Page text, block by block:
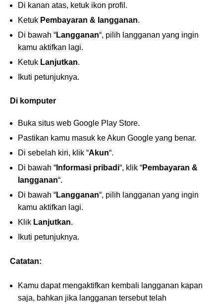
Di kanan atas, ketuk ikon profil.
Ketuk Pembayaran & langganan.
Di bawah “Langganan“, pilih langganan yang ingin
kamu aktifkan lagi.
Ketuk Lanjutkan.
Ikuti petunjuknya.
Di komputer
Buka situs web Google Play Store.
Pastikan kamu masuk ke Akun Google yang benar.
Di sebelah kiri, klik “Akun“.
Di bawah “ Informasi pribadi“, klik “Pembayaran &
langganan“.
Di bawah “Langganan“, pilih langganan yang ingin
kamu aktifkan lagi.
Klik Lanjutkan.
Ikuti petunjuknya.
Catatan:
Kamu dapat mengaktifkan kembali langganan kapan
saja, bahkan jika langganan tersebut telah